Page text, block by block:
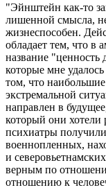
"Эйнштейн как-то
лишенной смысла,
жизнеспособен.
обладает тем, что в
название
которые мне
том, что
экстремальной
направлен в
который они хотели
психиатры
военнопленных,
и
верным по
отношению к